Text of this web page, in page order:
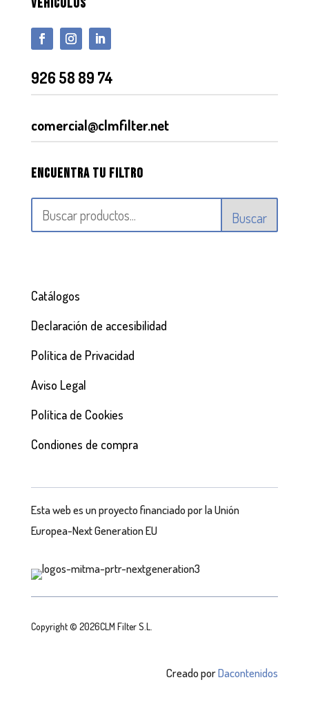
926 58 89 74
comercial@clmfilter.net
Encuentra tu filtro
Buscar
Catálogos
Declaración de accesibilidad
Política de Privacidad
Aviso Legal
Política de Cookies
Condiones de compra
Esta web es un proyecto financiado por la Unión
Europea-Next Generation EU
Copyright © 2026CLM Filter S.L.
Creado porDacontenidos